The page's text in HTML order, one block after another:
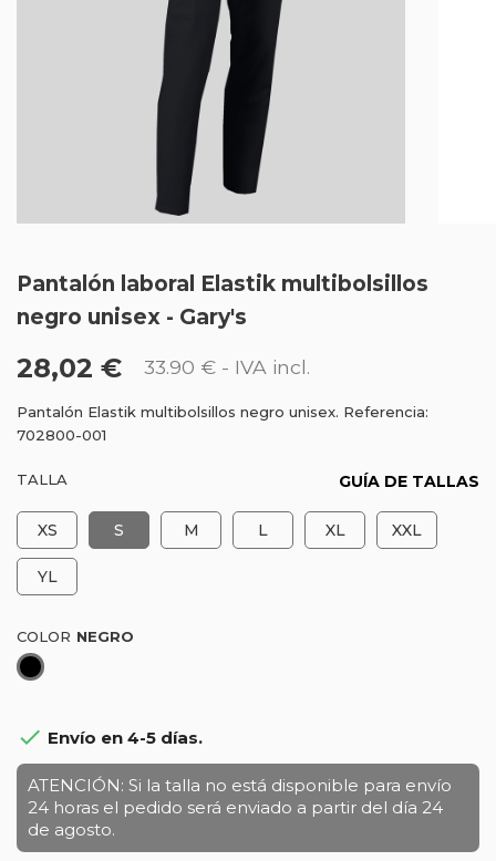
Pantalón laboral Elastik multibolsillos
negro unisex - Gary's
28,02 € 33.90 € - IVA incl.
Pantalón Elastik multibolsillos negro unisex. Referencia:
702800-001
TALLA GUÍA DE TALLAS
XS S M L XL XXL
YL
COLOR
Negro
 Envío en 4-5 días.
ATENCIÓN: Si la talla no está disponible para envío
24 horas el pedido será enviado a partir del día 24
de agosto.